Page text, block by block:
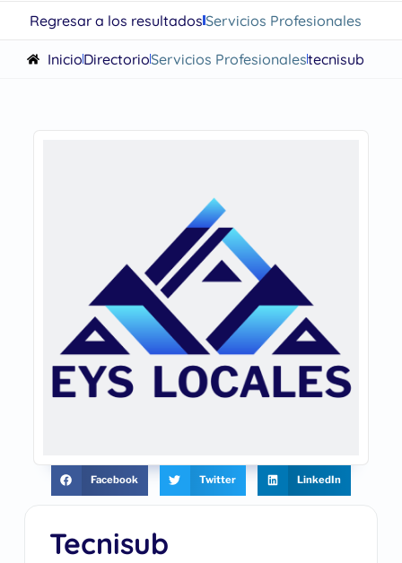
Regresar a los resultadosServicios Profesionales
InicioDirectorioServicios Profesionalestecnisub
Tecnisub
Facebook Twitter LinkedIn